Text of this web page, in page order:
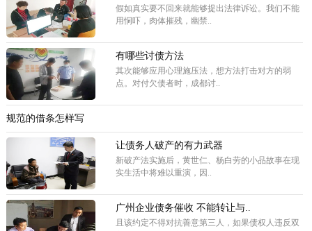
假如真实要不回来就能够提出法律诉讼。我们不能
用恫吓，肉体摧残，幽禁..
有哪些讨债方法
其次能够应用心理施压法，想方法打击对方的弱
点。对付欠债者时，成都讨..
规范的借条怎样写
让债务人破产的有力武器
新破产法实施后，黄世仁、杨白劳的小品故事在现
实生活中将难以重演，因..
广州企业债务催收 不能转让与..
且该约定不得对抗善意第三人，如果债权人违反双